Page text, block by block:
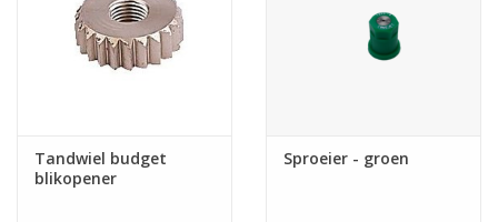
Tandwiel budget
blikopener
Sproeier - groen